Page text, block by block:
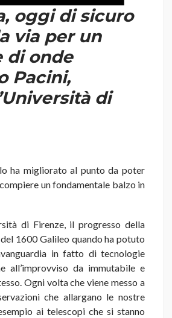
oggi di sicuro
via per un
di onde
Pacini,
di
ha migliorato al punto da poter
un fondamentale balzo in
di Firenze, il progresso della
1600 Galileo quando ha potuto
in fatto di tecnologie
all’improvviso da immutabile e
Ogni volta che viene messo a
che allargano le nostre
ai telescopi che si stanno